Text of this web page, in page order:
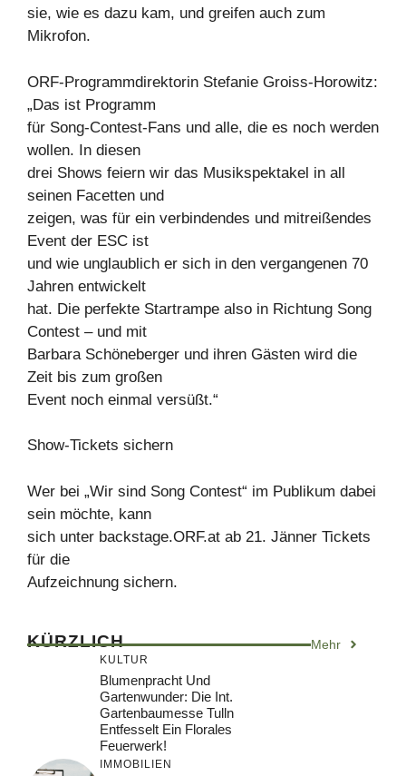
sie, wie es dazu kam, und greifen auch zum
Mikrofon.
ORF-Programmdirektorin Stefanie Groiss-Horowitz:
„Das ist Programm
für Song-Contest-Fans und alle, die es noch werden
wollen. In diesen
drei Shows feiern wir das Musikspektakel in all
seinen Facetten und
zeigen, was für ein verbindendes und mitreißendes
Event der ESC ist
und wie unglaublich er sich in den vergangenen 70
Jahren entwickelt
hat. Die perfekte Startrampe also in Richtung Song
Contest – und mit
Barbara Schöneberger und ihren Gästen wird die
Zeit bis zum großen
Event noch einmal versüßt.“
Show-Tickets sichern
Wer bei „Wir sind Song Contest“ im Publikum dabei
sein möchte, kann
sich unter backstage.ORF.at ab 21. Jänner Tickets
für die
Aufzeichnung sichern.
KÜRZLICH Mehr
KULTUR
Blumenpracht Und
Gartenwunder: Die Int.
Gartenbaumesse Tulln
Entfesselt Ein Florales
Feuerwerk!
IMMOBILIEN